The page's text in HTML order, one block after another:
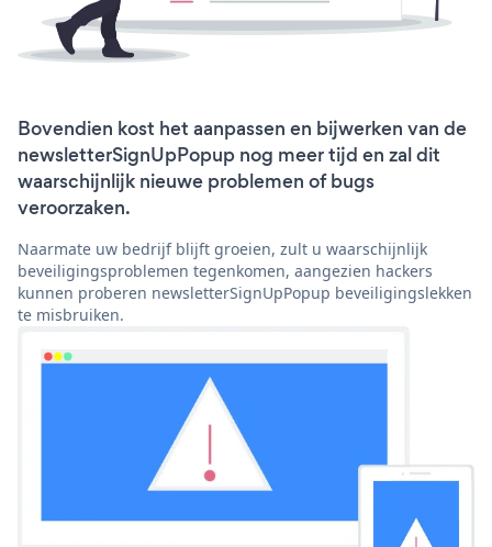
Bovendien kost het aanpassen en bijwerken van de
newsletterSignUpPopup nog meer tijd en zal dit
waarschijnlijk nieuwe problemen of bugs
veroorzaken.
Naarmate uw bedrijf blijft groeien, zult u waarschijnlijk
beveiligingsproblemen tegenkomen, aangezien hackers
kunnen proberen newsletterSignUpPopup beveiligingslekken
te misbruiken.